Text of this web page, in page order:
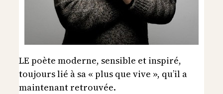
LE poète moderne, sensible et inspiré,
toujours lié à sa « plus que vive », qu’il a
maintenant retrouvée.